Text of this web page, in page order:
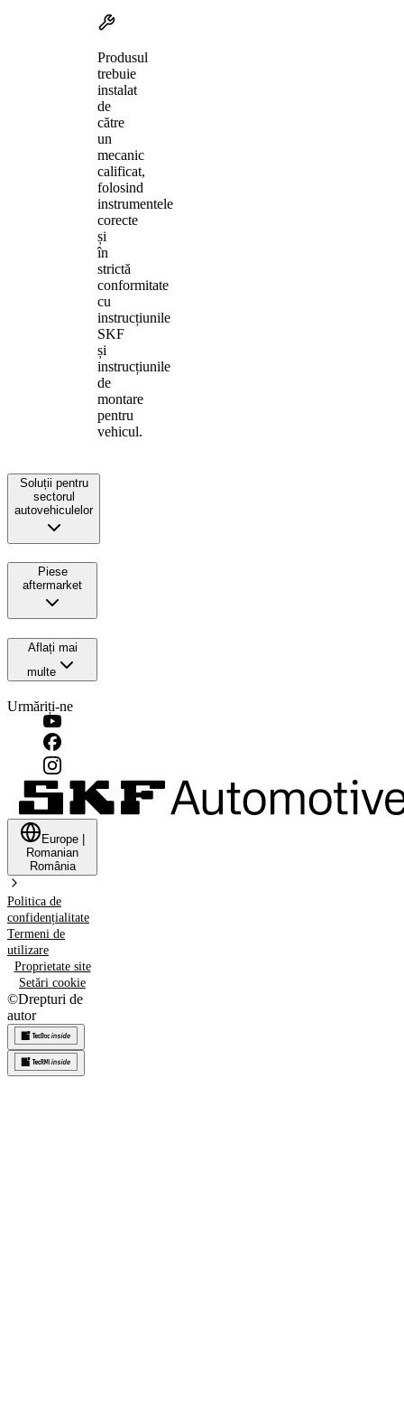
Produsul
trebuie
instalat
de
către
un
mecanic
calificat,
folosind
instrumentele
corecte
și
în
strictă
conformitate
cu
instrucțiunile
SKF
și
instrucțiunile
de
montare
pentru
vehicul.
Soluții pentru
sectorul
autovehiculelor
Piese
aftermarket
Aflați mai
multe
Urmăriți-ne
Europe
Romanian
România
Politica de
confidențialitate
Termeni de
utilizare
Proprietate site
Setări cookie
©Drepturi de
autor